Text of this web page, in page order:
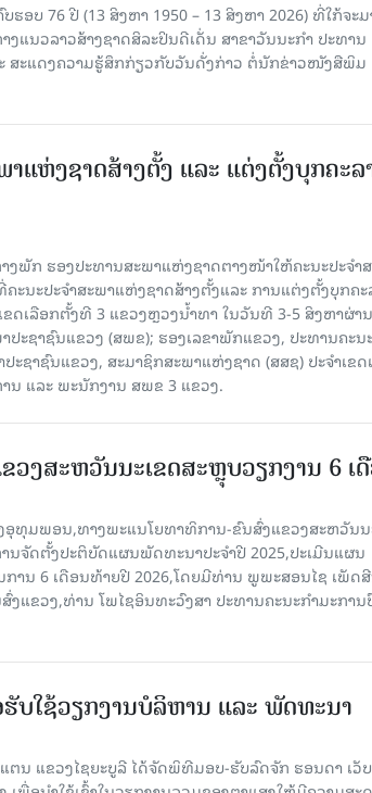
ອບ 76 ປີ (13 ສິງຫາ 1950 – 13 ສິງຫາ 2026) ທີ່ໃກ້ຈະມ
ແນວລາວສ້າງຊາດສິລະປິນດີເດັ່ນ ສາຂາວັນນະກໍາ ປະທານ
ສະແດງຄວາມຮູ້ສຶກກ່ຽວກັບວັນດັ່ງກ່າວ ຕໍ່ນັກຂ່າວໜັງສືພິມ
ແຫ່ງຊາດສ້າງຕັ້ງ ແລະ ແຕ່ງຕັ້ງບຸກຄະລ
ງພັກ ຮອງປະທານສະພາແຫ່ງຊາດຕາງໜ້າໃຫ້ຄະນະປະຈໍາ
ະນະປະຈໍາສະພາແຫ່ງຊາດສ້າງຕັ້ງແລະ ການແຕ່ງຕັ້ງບຸກຄະ
ດເລືອກຕັ້ງທີ 3 ແຂວງຫຼວງນ້ຳທາ ໃນວັນທີ 3-5 ສິງຫາຜ່າ
ະຊາຊົນແຂວງ (ສພຂ); ຮອງເລຂາພັກແຂວງ, ປະທານຄະນ
ຊາຊົນແຂວງ, ສະມາຊິກສະພາແຫ່ງຊາດ (ສສຊ) ປະຈໍາເຂດ
ນ ແລະ ພະນັກງານ ສພຂ 3 ແຂວງ.
ງສະຫວັນນະເຂດສະຫຼຸບວຽກງານ 6 ເ
ອຸທຸມພອນ,ທາງພະແນໂຍທາທິການ-ຂົນສົ່ງແຂວງສະຫວັນ
ນຈັດຕັ້ງປະຕິບັດແຜນພັດທະນາປະຈໍາປີ 2025,ປະເມີນແຜນ
ານ 6 ເດືອນທ້າຍປີ 2026,ໂດຍມີທ່ານ ພູພະສອນໄຊ ເພັດ
ແຂວງ,ທ່ານ ໂພໄຊອິນທະວົງສາ ປະທານຄະນະກໍາມະການ
ບໃຊ້ວຽກງານບໍລິຫານ ແລະ ພັດທະນາ
ນ ແຂວງໄຊຍະບູລີ ໄດ້ຈັດພິທີມອບ-ຮັບລົດຈັກ ຮອນດາ ເວັບ